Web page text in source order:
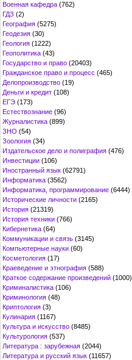
Военная кафедра (762)
ГДЗ (2)
География (5275)
Геодезия (30)
Геология (1222)
Геополитика (43)
Государство и право (20403)
Гражданское право и процесс (465)
Делопроизводство (19)
Деньги и кредит (108)
ЕГЭ (173)
Естествознание (96)
Журналистика (899)
ЗНО (54)
Зоология (34)
Издательское дело и полиграфия (476)
Инвестиции (106)
Иностранный язык (62791)
Информатика (3562)
Информатика, программирование (6444)
Исторические личности (2165)
История (21319)
История техники (766)
Кибернетика (64)
Коммуникации и связь (3145)
Компьютерные науки (60)
Косметология (17)
Краеведение и этнография (588)
Краткое содержание произведений (1000)
Криминалистика (106)
Криминология (48)
Криптология (3)
Кулинария (1167)
Культура и искусство (8485)
Культурология (537)
Литература : зарубежная (2044)
Литература и русский язык (11657)